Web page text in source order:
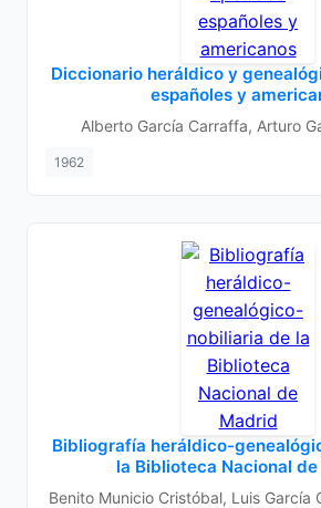
Diccionario heráldico y
españoles y
Alberto García Carraffa, Arturo
1962
Bibliografía heráldico-
la Biblioteca Nacional
Benito Municio Cristóbal, Luis García